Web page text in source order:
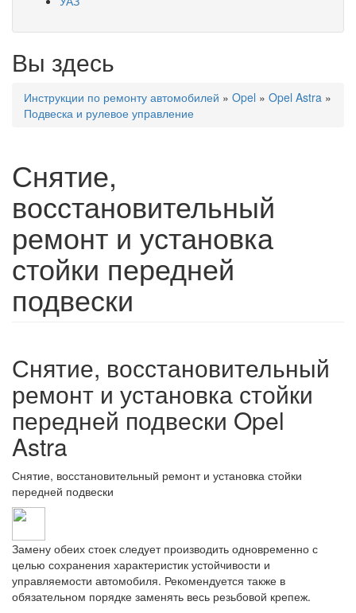
Вы здесь
Инструкции по ремонту автомобилей » Opel » Opel Astra »
Подвеска и рулевое управление
Снятие,
восстановительный
ремонт и установка
стойки передней
подвески
Снятие, восстановительный
ремонт и установка стойки
передней подвески Opel
Astra
Снятие, восстановительный ремонт и установка стойки
передней подвески
Замену обеих стоек следует производить одновременно с
целью сохранения характеристик устойчивости и
управляемости автомобиля. Рекомендуется также в
обязательном порядке заменять весь резьбовой крепеж.